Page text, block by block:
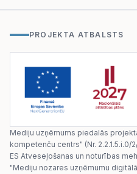
PROJEKTA ATBALSTS
Mediju uzņēmums piedalās
kompetenču centrs" (Nr.
ES Atveseļošanas un noturības
"Mediju nozares uzņēmumu